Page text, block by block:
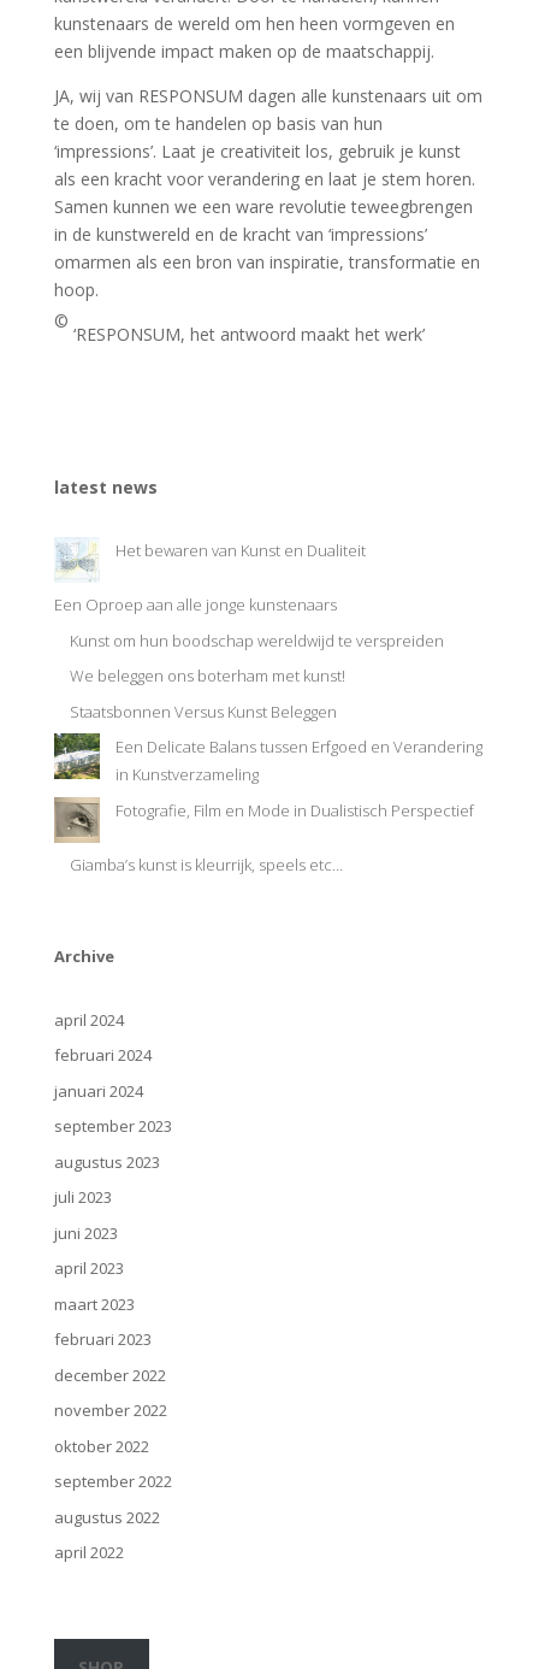
kunstenaars de wereld om hen heen vormgeven en
een blijvende impact maken op de maatschappij.
JA, wij van RESPONSUM dagen alle kunstenaars uit om
te doen, om te handelen op basis van hun
‘impressions’. Laat je creativiteit los, gebruik je kunst
als een kracht voor verandering en laat je stem horen.
Samen kunnen we een ware revolutie teweegbrengen
in de kunstwereld en de kracht van ‘impressions’
omarmen als een bron van inspiratie, transformatie en
hoop.
©
‘RESPONSUM, het antwoord maakt het werk’
latest news
Het bewaren van Kunst en Dualiteit
Een Oproep aan alle jonge kunstenaars
Kunst om hun boodschap wereldwijd te verspreiden
We beleggen ons boterham met kunst!
Staatsbonnen Versus Kunst Beleggen
Een Delicate Balans tussen Erfgoed en Verandering
in Kunstverzameling
Fotografie, Film en Mode in Dualistisch Perspectief
Giamba’s kunst is kleurrijk, speels etc…
Archive
april 2024
februari 2024
januari 2024
september 2023
augustus 2023
juli 2023
juni 2023
april 2023
maart 2023
februari 2023
december 2022
november 2022
oktober 2022
september 2022
augustus 2022
april 2022